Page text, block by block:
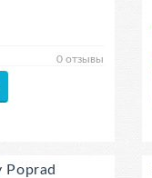
0 отзывы
Poprad